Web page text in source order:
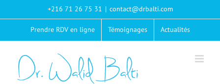
+216 71 26 75 31 | contact@drbalti.com
Prendre RDV en ligne Témoignages Actualités